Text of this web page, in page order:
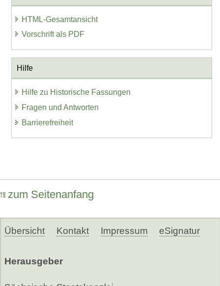
HTML-Gesamtansicht
Vorschrift als PDF
Hilfe
Hilfe zu Historische Fassungen
Fragen und Antworten
Barrierefreiheit
zum Seitenanfang
Übersicht Kontakt Impressum eSignatur
Herausgeber